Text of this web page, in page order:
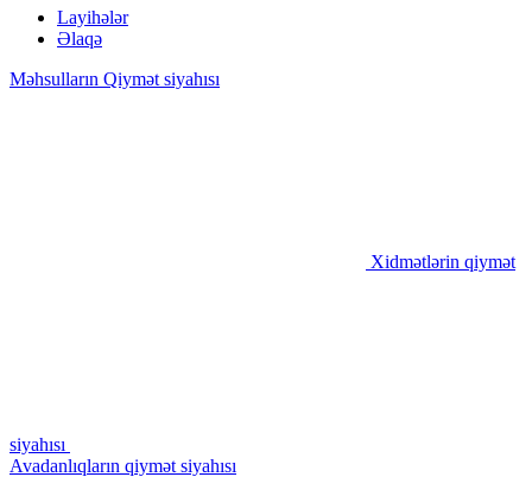
Layihələr
Əlaqə
Məhsulların Qiymət siyahısı
Xidmətlərin qiymət
siyahısı
Avadanlıqların qiymət siyahısı